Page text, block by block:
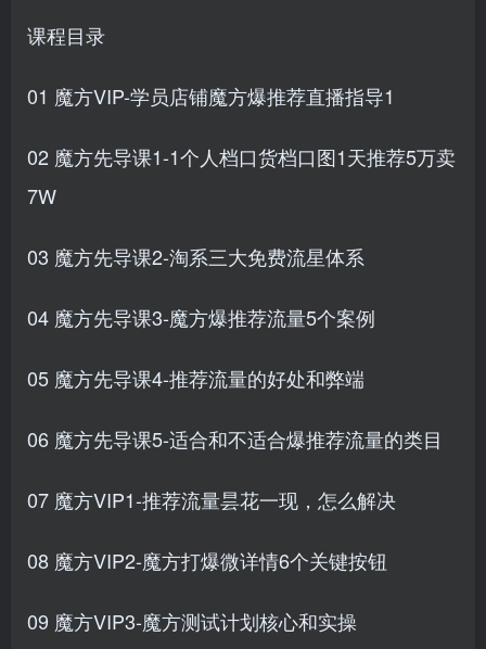
课程目录
01 魔方VIP-学员店铺魔方爆推荐直播指导1
02 魔方先导课1-1个人档口货档口图1天推荐5万卖
7W
03 魔方先导课2-淘系三大免费流星体系
04 魔方先导课3-魔方爆推荐流量5个案例
05 魔方先导课4-推荐流量的好处和弊端
06 魔方先导课5-适合和不适合爆推荐流量的类目
07 魔方VIP1-推荐流量昙花一现，怎么解决
08 魔方VIP2-魔方打爆微详情6个关键按钮
09 魔方VIP3-魔方测试计划核心和实操